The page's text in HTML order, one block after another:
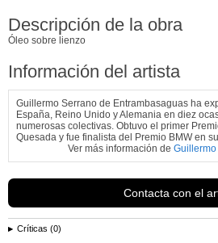
Descripción de la obra
Óleo sobre lienzo
Información del artista
Guillermo Serrano de Entrambasaguas ha
España, Reino Unido y Alemania en diez
numerosas colectivas. Obtuvo el primer
Quesada y fue finalista del Premio BMW en
Ver más información de
Contacta con el
Críticas (0)